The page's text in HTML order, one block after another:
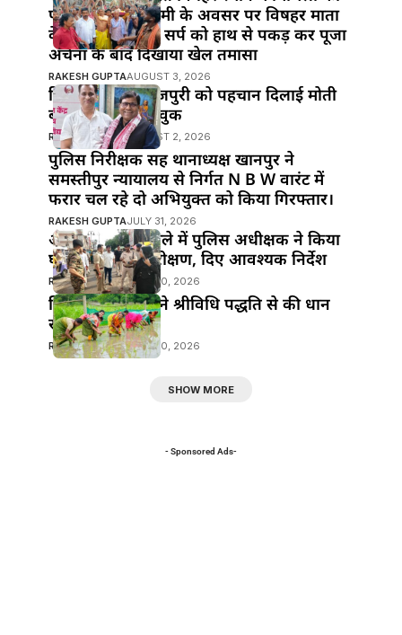
पावन पर्व नाग पंचमी के अवसर पर विषहर माता
के पुजारी ने विषैले सर्प को हाथ से पकड़ कर पूजा
अर्चना के बाद दिखाया खेल तमासा
RAKESH GUPTAAUGUST 3, 2026
हिंदी सिनेमा में भोजपुरी को पहचान दिलाई मोती
बीए ने : मनोज भावुक
RAKESH GUPTAAUGUST 2, 2026
पुलिस निरीक्षक सह थानाध्यक्ष खानपुर ने
समस्तीपुर न्यायालय से निर्गत N B W वारंट में
फरार चल रहे दो अभियुक्त को किया गिरफ्तार।
RAKESH GUPTAJULY 31, 2026
आभूषण चोरी मामले में पुलिस अधीक्षक ने किया
घटना स्थल का निरीक्षण, दिए आवश्यक निर्देश
RAKESH GUPTAJULY 30, 2026
जिला पदाधिकारी ने श्रीविधि पद्धति से की धान
रोपनी
RAKESH GUPTAJULY 30, 2026
SHOW MORE
- Sponsored Ads-